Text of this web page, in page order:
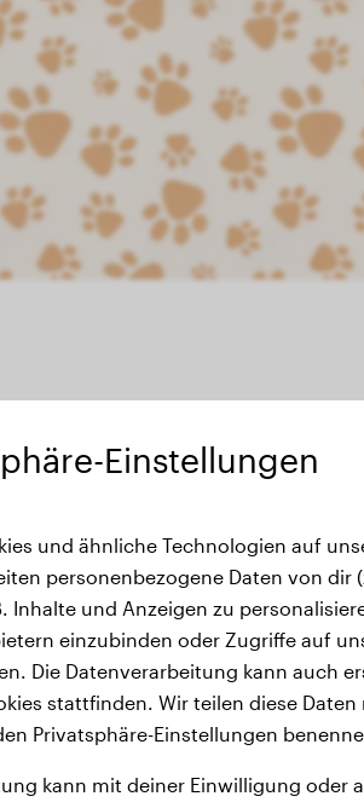
Einstellungen
und ähnliche Technologien auf
personenbezogene Daten von dir
Inhalte und Anzeigen zu
einzubinden oder Zugriffe auf
Die Datenverarbeitung kann auch
stattfinden. Wir teilen diese Daten
Privatsphäre-Einstellungen
kann mit deiner Einwilligung oder